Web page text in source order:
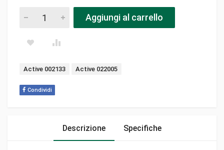
Bobina 5x52 p2 hf4.5 c/cablaggio pezzi
Aggiungi al carrello
Tags:
Active 002133 Active 022005
Condividi
Descrizione Specifiche